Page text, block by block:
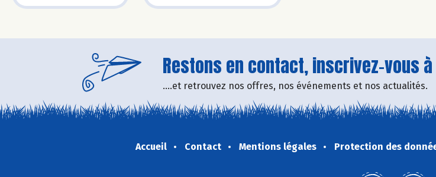
Restons en contact, inscrivez-vous
....et retrouvez nos offres, nos événements et nos actualités.
Accueil Contact Mentions légales Protection des